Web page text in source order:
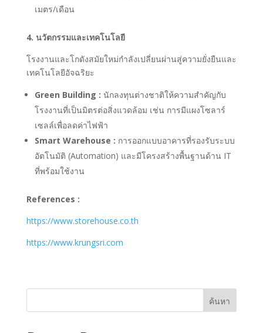
เมตร/เดือน
4. นวัตกรรมและเทคโนโลยี
โรงงานและโกดังสมัยใหม่กำลังเปลี่ยนผ่านสู่ความยั่งยืนและ
เทคโนโลยีอัจฉริยะ
Green Building : นักลงทุนต่างชาติให้ความสำคัญกับ
โรงงานที่เป็นมิตรต่อสิ่งแวดล้อม เช่น การมีแผงโซลาร์
เซลล์เพื่อลดค่าไฟฟ้า
Smart Warehouse : การออกแบบอาคารที่รองรับระบบ
อัตโนมัติ (Automation) และมีโครงสร้างพื้นฐานด้าน IT
ที่พร้อมใช้งาน
References :
https://www.storehouse.co.th
https://www.krungsri.com
ค้นหา